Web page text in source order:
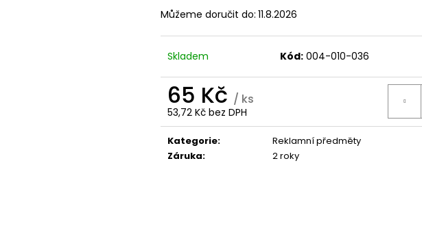
Můžeme doručit do: 11.8.2026
Skladem Kód: 004-010-036
65 Kč / ks
53,72 Kč bez DPH
Měrná
cena:
Kategorie:
Reklamní předměty
Záruka: 2 roky
13 TAIHEKE SINGLE HOP ALE | 1L PET